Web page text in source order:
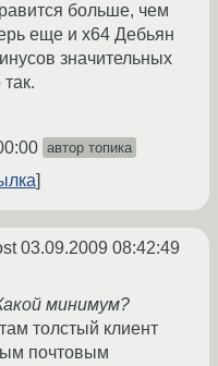
больше, чем
еще и х64 Дебьян
значительных
автор топика
03.09.2009 08:42:49
минимум?
толстый клиент
почтовым